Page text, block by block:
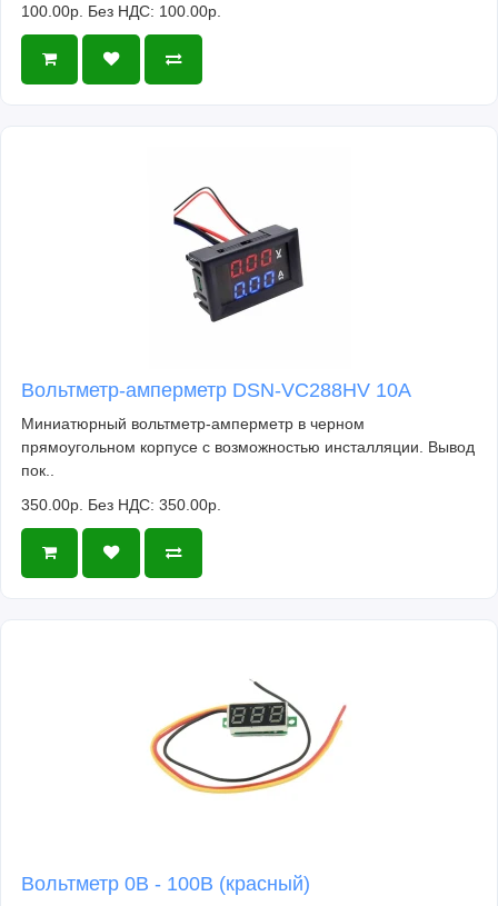
100.00р. Без НДС: 100.00р.
Вольтметр-амперметр DSN-VC288HV 10А
Миниатюрный вольтметр-амперметр в черном
прямоугольном корпусе с возможностью инсталляции. Вывод
пок..
350.00р. Без НДС: 350.00р.
Вольтметр 0В - 100В (красный)